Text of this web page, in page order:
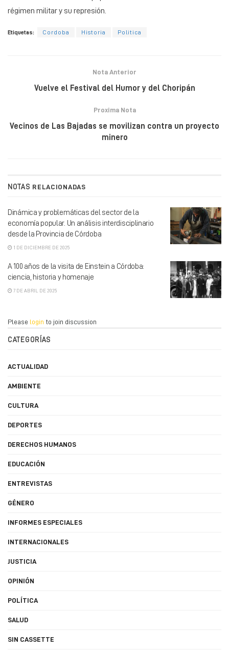
régimen militar y su represión.
Etiquetas: Cordoba Historia Politica
Nota Anterior
Vuelve el Festival del Humor y del Choripán
Proxima Nota
Vecinos de Las Bajadas se movilizan contra un proyecto
minero
NOTAS RELACIONADAS
Dinámica y problemáticas del sector de la
economía popular. Un análisis interdisciplinario
desde la Provincia de Córdoba
1 DE DICIEMBRE DE 2025
A 100 años de la visita de Einstein a Córdoba:
ciencia, historia y homenaje
7 DE ABRIL DE 2025
Please login to join discussion
CATEGORÍAS
ACTUALIDAD
AMBIENTE
CULTURA
DEPORTES
DERECHOS HUMANOS
EDUCACIÓN
ENTREVISTAS
GÉNERO
INFORMES ESPECIALES
INTERNACIONALES
JUSTICIA
OPINIÓN
POLÍTICA
SALUD
SIN CASSETTE